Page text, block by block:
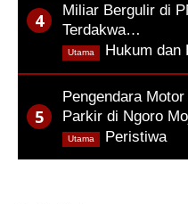
Miliar Bergulir di
Terdakwa…
Hukum dan
Utama
Pengendara
Parkir di Ngoro
Peristiwa
Utama